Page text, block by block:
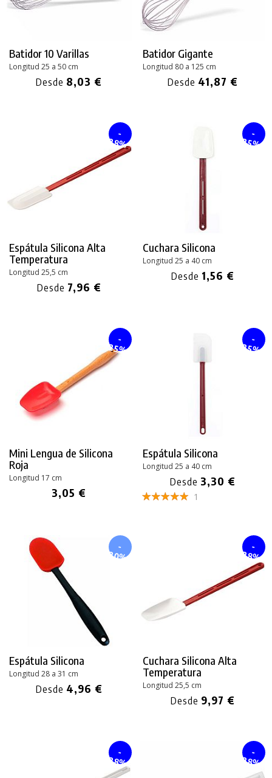
Batidor 10 Varillas
Longitud 25 a 50 cm
Desde 8,03 €
Batidor Gigante
Longitud 80 a 125 cm
Desde 41,87 €
-
28%
Espátula Silicona Alta
Temperatura
Longitud 25,5 cm
Desde 7,96 €
-
25%
Cuchara Silicona
Longitud 25 a 40 cm
Desde 1,56 €
-
25%
Mini Lengua de Silicona
Roja
Longitud 17 cm
3,05 €
-
25%
Espátula Silicona
Longitud 25 a 40 cm
Desde 3,30 €
1
-
20%
Espátula Silicona
Longitud 28 a 31 cm
Desde 4,96 €
-
28%
Cuchara Silicona Alta
Temperatura
Longitud 25,5 cm
Desde 9,97 €
-
28%
-
28%